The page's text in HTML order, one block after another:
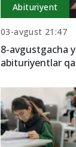
Abituriyent
03-avgust 21:47
8-avgustgacha
abituriyentlar